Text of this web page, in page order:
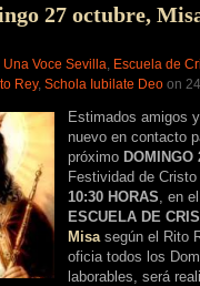
27 octubre,
Voce Sevilla Escuela de
Rey, Schola Iubilate Deo on
Estimados amigos
nuevo en contacto
próximo DOMINGO
Festividad de
10:30 HORAS , en
ESCUELA DE
Misa según el Rito
oficia todos los
laborables, será